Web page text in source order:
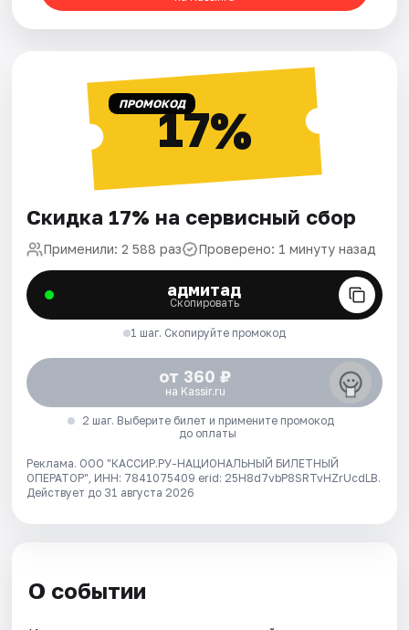
ПРОМОКОД17%
Скидка 17% на сервисный сбор
Применили: 2 588 раз Проверено: 1 минуту назад
адмитад
Скопировать
1 шаг. Скопируйте промокод
от 360 ₽
на Kassir.ru
2 шаг. Выберите билет и примените промокод
до оплаты
Реклама. ООО "КАССИР.РУ-НАЦИОНАЛЬНЫЙ БИЛЕТНЫЙ
ОПЕРАТОР", ИНН: 7841075409 erid: 25H8d7vbP8SRTvHZrUcdLB.
Действует до 31 августа 2026
О событии